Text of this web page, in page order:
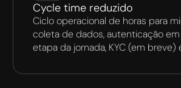
Cycle time reduzido
Ciclo operacional de horas para
coleta de dados, autenticação
etapa da jornada, KYC (em breve)